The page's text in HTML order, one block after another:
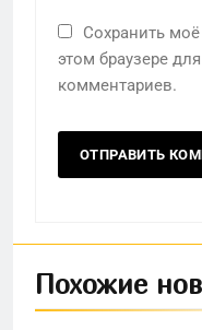
Сохранить
этом браузере
комментариев.
Похожие